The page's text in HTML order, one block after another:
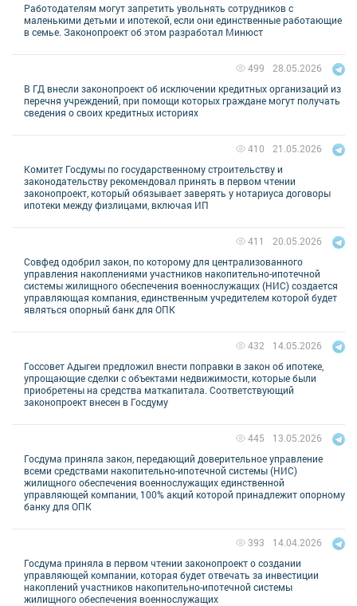
Работодателям могут запретить увольнять сотрудников с
маленькими детьми и ипотекой, если они единственные работающие
в семье. Законопроект об этом разработал Минюст
В ГД внесли законопроект об исключении кредитных организаций из
перечня учреждений, при помощи которых граждане могут получать
сведения о своих кредитных историях
28.05.2026
499
Комитет Госдумы по государственному строительству и
законодательству рекомендовал принять в первом чтении
законопроект, который обязывает заверять у нотариуса договоры
ипотеки между физлицами, включая ИП
21.05.2026
410
Совфед одобрил закон, по которому для централизованного
управления накоплениями участников накопительно-ипотечной
системы жилищного обеспечения военнослужащих (НИС) создается
управляющая компания, единственным учредителем которой будет
являться опорный банк для ОПК
20.05.2026
411
Госсовет Адыгеи предложил внести поправки в закон об ипотеке,
упрощающие сделки с объектами недвижимости, которые были
приобретены на средства маткапитала. Соответствующий
законопроект внесен в Госдуму
14.05.2026
432
Госдума приняла закон, передающий доверительное управление
всеми средствами накопительно-ипотечной системы (НИС)
жилищного обеспечения военнослужащих единственной
управляющей компании, 100% акций которой принадлежит опорному
банку для ОПК
13.05.2026
445
Госдума приняла в первом чтении законопроект о создании
управляющей компании, которая будет отвечать за инвестиции
накоплений участников накопительно-ипотечной системы
жилищного обеспечения военнослужащих
14.04.2026
393